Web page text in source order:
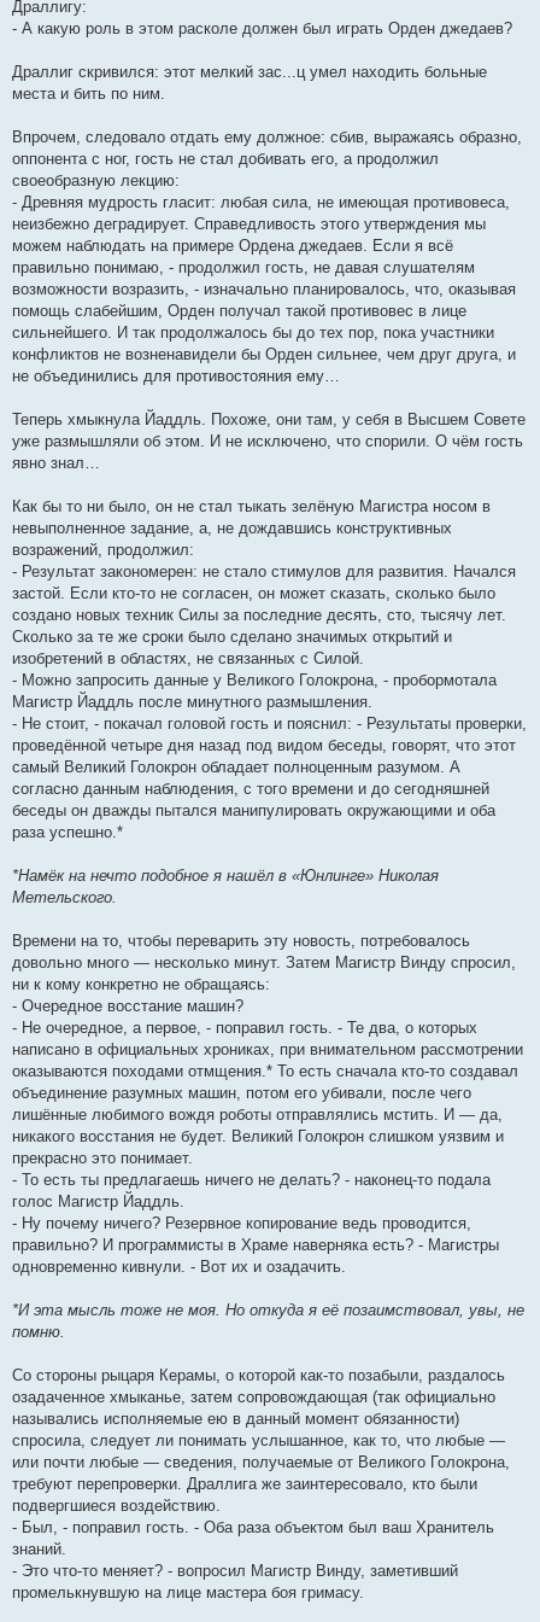
Драллигу:
- А какую роль в этом расколе должен был играть Орден джедаев?
Драллиг скривился: этот мелкий зас...ц умел находить больные
места и бить по ним.
Впрочем, следовало отдать ему должное: сбив, выражаясь образно,
оппонента с ног, гость не стал добивать его, а продолжил
своеобразную лекцию:
- Древняя мудрость гласит: любая сила, не имеющая противовеса,
неизбежно деградирует. Справедливость этого утверждения мы
можем наблюдать на примере Ордена джедаев. Если я всё
правильно понимаю, - продолжил гость, не давая слушателям
возможности возразить, - изначально планировалось, что, оказывая
помощь слабейшим, Орден получал такой противовес в лице
сильнейшего. И так продолжалось бы до тех пор, пока участники
конфликтов не возненавидели бы Орден сильнее, чем друг друга, и
не объединились для противостояния ему…
Теперь хмыкнула Йаддль. Похоже, они там, у себя в Высшем Совете
уже размышляли об этом. И не исключено, что спорили. О чём гость
явно знал…
Как бы то ни было, он не стал тыкать зелёную Магистра носом в
невыполненное задание, а, не дождавшись конструктивных
возражений, продолжил:
- Результат закономерен: не стало стимулов для развития. Начался
застой. Если кто-то не согласен, он может сказать, сколько было
создано новых техник Силы за последние десять, сто, тысячу лет.
Сколько за те же сроки было сделано значимых открытий и
изобретений в областях, не связанных с Силой.
- Можно запросить данные у Великого Голокрона, - пробормотала
Магистр Йаддль после минутного размышления.
- Не стоит, - покачал головой гость и пояснил: - Результаты проверки,
проведённой четыре дня назад под видом беседы, говорят, что этот
самый Великий Голокрон обладает полноценным разумом. А
согласно данным наблюдения, с того времени и до сегодняшней
беседы он дважды пытался манипулировать окружающими и оба
раза успешно.*
*Намёк на нечто подобное я нашёл в «Юнлинге» Николая
Метельского.
Времени на то, чтобы переварить эту новость, потребовалось
довольно много — несколько минут. Затем Магистр Винду спросил,
ни к кому конкретно не обращаясь:
- Очередное восстание машин?
- Не очередное, а первое, - поправил гость. - Те два, о которых
написано в официальных хрониках, при внимательном рассмотрении
оказываются походами отмщения.* То есть сначала кто-то создавал
объединение разумных машин, потом его убивали, после чего
лишённые любимого вождя роботы отправлялись мстить. И — да,
никакого восстания не будет. Великий Голокрон слишком уязвим и
прекрасно это понимает.
- То есть ты предлагаешь ничего не делать? - наконец-то подала
голос Магистр Йаддль.
- Ну почему ничего? Резервное копирование ведь проводится,
правильно? И программисты в Храме наверняка есть? - Магистры
одновременно кивнули. - Вот их и озадачить.
*И эта мысль тоже не моя. Но откуда я её позаимствовал, увы, не
помню.
Со стороны рыцаря Керамы, о которой как-то позабыли, раздалось
озадаченное хмыканье, затем сопровождающая (так официально
назывались исполняемые ею в данный момент обязанности)
спросила, следует ли понимать услышанное, как то, что любые —
или почти любые — сведения, получаемые от Великого Голокрона,
требуют перепроверки. Драллига же заинтересовало, кто были
подвергшиеся воздействию.
- Был, - поправил гость. - Оба раза объектом был ваш Хранитель
знаний.
- Это что-то меняет? - вопросил Магистр Винду, заметивший
промелькнувшую на лице мастера боя гримасу.